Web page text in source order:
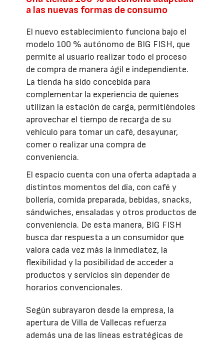
a las nuevas formas de consumo
El nuevo establecimiento funciona bajo el
modelo 100 % autónomo de BIG FISH, que
permite al usuario realizar todo el proceso
de compra de manera ágil e independiente.
La tienda ha sido concebida para
complementar la experiencia de quienes
utilizan la estación de carga, permitiéndoles
aprovechar el tiempo de recarga de su
vehículo para tomar un café, desayunar,
comer o realizar una compra de
conveniencia.
El espacio cuenta con una oferta adaptada a
distintos momentos del día, con café y
bollería, comida preparada, bebidas, snacks,
sándwiches, ensaladas y otros productos de
conveniencia. De esta manera, BIG FISH
busca dar respuesta a un consumidor que
valora cada vez más la inmediatez, la
flexibilidad y la posibilidad de acceder a
productos y servicios sin depender de
horarios convencionales.
Según subrayaron desde la empresa, la
apertura de Villa de Vallecas refuerza
además una de las líneas estratégicas de